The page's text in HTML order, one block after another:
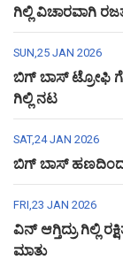
ಗಿಲ್ಲಿ ವಿಚಾರವಾಗಿ
SUN,25 JAN 2026
ಬಿಗ್ ಬಾಸ್ ಟ್ರೋಫಿ
ಗಿಲ್ಲಿ ನಟ
SAT,24 JAN 2026
ಬಿಗ್ ಬಾಸ್ ಹಣದಿಂದ
FRI,23 JAN 2026
ವಿನ್ ಆಗ್ತಿದ್ರು ಗಿಲ್ಲಿ
ಮಾತು